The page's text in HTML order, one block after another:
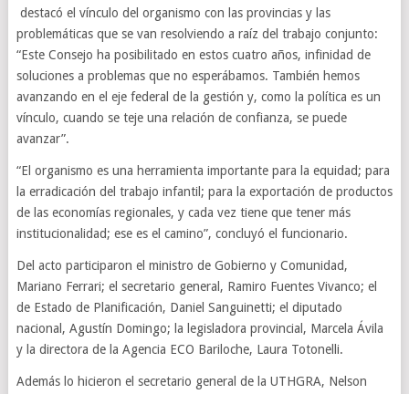
destacó el vínculo del organismo con las provincias y las
problemáticas que se van resolviendo a raíz del trabajo conjunto:
“Este Consejo ha posibilitado en estos cuatro años, infinidad de
soluciones a problemas que no esperábamos. También hemos
avanzando en el eje federal de la gestión y, como la política es un
vínculo, cuando se teje una relación de confianza, se puede
avanzar”.
“El organismo es una herramienta importante para la equidad; para
la erradicación del trabajo infantil; para la exportación de productos
de las economías regionales, y cada vez tiene que tener más
institucionalidad; ese es el camino”, concluyó el funcionario.
Del acto participaron el ministro de Gobierno y Comunidad,
Mariano Ferrari; el secretario general, Ramiro Fuentes Vivanco; el
de Estado de Planificación, Daniel Sanguinetti; el diputado
nacional, Agustín Domingo; la legisladora provincial, Marcela Ávila
y la directora de la Agencia ECO Bariloche, Laura Totonelli.
Además lo hicieron el secretario general de la UTHGRA, Nelson